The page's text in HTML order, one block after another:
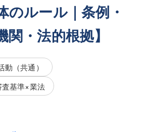
のルール｜条例・
・法的根拠】
動（共通）
基準×業法